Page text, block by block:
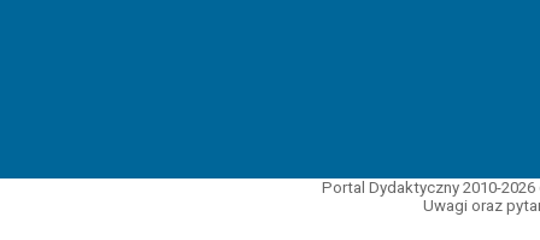
Portal Dydaktyczny 2010-
Uwagi oraz